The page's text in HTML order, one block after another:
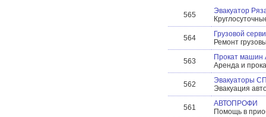
565
Эвакуатор
564
Грузовой
Ремонт
563
Прокат машин
Аренда и
562
Эвакуаторы
Эвакуация
561
АВТОПРОФИ
Помощь в